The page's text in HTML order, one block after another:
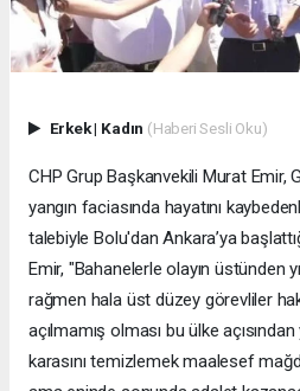
Erkek| Kadın (Haberi Sesli Oku)
CHP Grup Başkanvekili Murat Emir,
yangın faciasında hayatını
talebiyle Bolu'dan Ankara’ya
Emir, "Bahanelerle olayın üstünden
rağmen hala üst düzey görevliler
açılmamış olması bu ülke
karasını temizlemek maalesef